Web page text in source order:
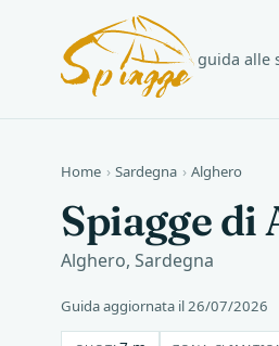
guida alle
Home › Sardegna › Alghero
Spiagge di
Alghero, Sardegna
Guida aggiornata il 26/07/2026